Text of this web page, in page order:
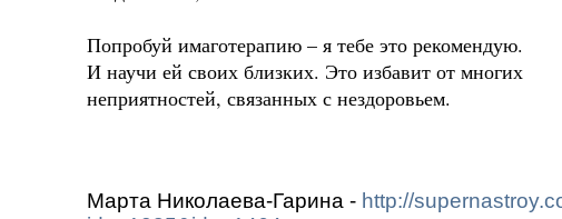
Попробуй имаготерапию – я тебе это рекомендую.
И научи ей своих близких. Это избавит от многих
неприятностей, связанных с нездоровьем.
Марта Николаева-Гарина - http://